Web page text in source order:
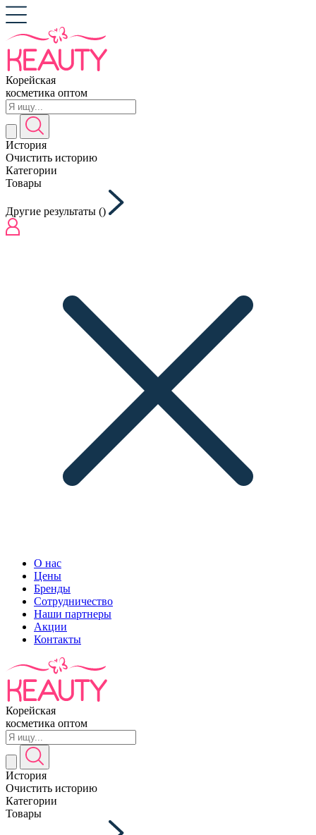
Корейская
косметика оптом
История
Очистить историю
Категории
Товары
Другие результаты ()
О нас
Цены
Бренды
Сотрудничество
Наши партнеры
Акции
Контакты
Корейская
косметика оптом
История
Очистить историю
Категории
Товары